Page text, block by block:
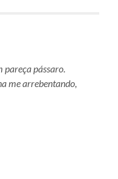
pareça pássaro.
me arrebentando,